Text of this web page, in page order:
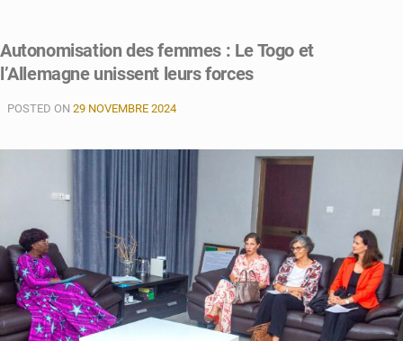
et
l’ONU
pour
des
Autonomisation des femmes : Le Togo et
l’Allemagne unissent leurs forces
POSTED ON 29 NOVEMBRE 2024